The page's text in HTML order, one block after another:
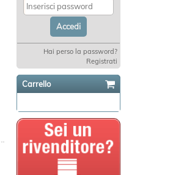
Hai perso la password?
Registrati
Carrello